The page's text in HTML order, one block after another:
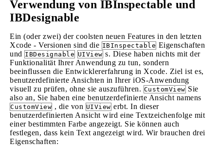
Verwendung von IBInspectable und
IBDesignable
Ein (oder zwei) der coolsten neuen Features in den letzten
Xcode - Versionen sind die IBInspectable Eigenschaften
und IBDesignable UIView s. Diese haben nichts mit der
Funktionalität Ihrer Anwendung zu tun, sondern
beeinflussen die Entwicklererfahrung in Xcode. Ziel ist es,
benutzerdefinierte Ansichten in Ihrer iOS-Anwendung
visuell zu prüfen, ohne sie auszuführen. CustomView Sie
also an, Sie haben eine benutzerdefinierte Ansicht namens
CustomView , die von UIView erbt. In dieser
benutzerdefinierten Ansicht wird eine Textzeichenfolge mit
einer bestimmten Farbe angezeigt. Sie können auch
festlegen, dass kein Text angezeigt wird. Wir brauchen drei
Eigenschaften: